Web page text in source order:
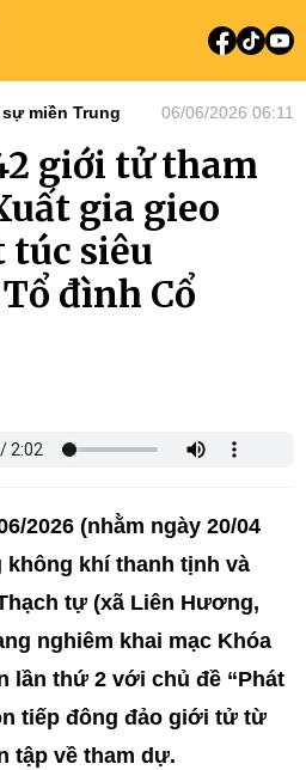
sự miền Trung 06/06/2026 06:11
giới tử tham
gia gieo
túc siêu
đình Cổ
2026 (nhằm ngày 20/04
không khí thanh tịnh và
tự (xã Liên Hương,
nghiêm khai mạc Khóa
lần thứ 2 với chủ đề “Phát
tiếp đông đảo giới tử từ
tập về tham dự.